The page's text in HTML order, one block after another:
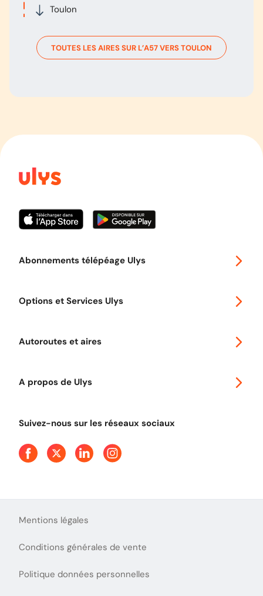
Toulon
TOUTES LES AIRES SUR L’A57VERSTOULON
Abonnements télépéage Ulys
Options et Services Ulys
Autoroutes et aires
A propos de Ulys
Presse
Suivez-nous sur les réseaux sociaux
Mentions légales
Conditions générales de vente
Politique données personnelles